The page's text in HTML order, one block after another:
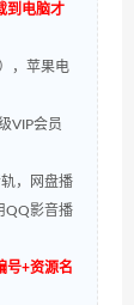
到电脑才
，苹果电
VIP会员
，网盘播
QQ影音播
号+资源名